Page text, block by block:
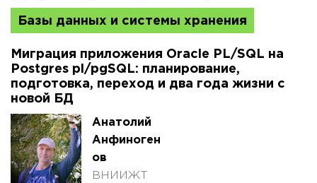
Базы данных и системы хранения
Миграция приложения Oracle PL/SQL на
Postgres pl/pgSQL: планирование,
подготовка, переход и два года жизни с
новой БД
Анатолий
Анфиноген
ов
ВНИИЖТ